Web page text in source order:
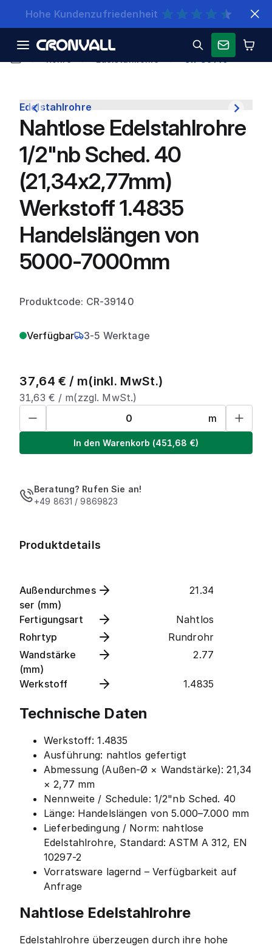
Schnelle Lieferung
CR-39140
Edelstahlrohre
Nahtlose Edelstahlrohre
1/2"nb Sched. 40
(21,34x2,77mm)
Werkstoff 1.4835
Handelslängen von
5000-7000mm
Produktcode: CR-39140
Verfügbar 3-5 Werktage
37,64 € / m(inkl. MwSt.)
31,63 € / m(zzgl. MwSt.)
m
In den Warenkorb (451,68 €)
Beratung? Rufen Sie an!
+49 8631 / 9869823
Produktdetails
Außendurchmes
ser (mm)
21.34
Fertigungsart
Nahtlos
Rohrtyp
Rundrohr
Wandstärke
(mm)
2.77
Werkstoff 1.4835
Technische Daten
Werkstoff: 1.4835
Ausführung: nahtlos gefertigt
Abmessung (Außen-Ø × Wandstärke): 21,34
× 2,77 mm
Nennweite / Schedule: 1/2"nb Sched. 40
Länge: Handelslängen von 5.000–7.000 mm
Lieferbedingung / Norm: nahtlose
Edelstahlrohre, Standard: ASTM A 312, EN
10297-2
Vorratsware lagernd – Verfügbarkeit auf
Anfrage
Nahtlose Edelstahlrohre
Edelstahlrohre überzeugen durch ihre hohe